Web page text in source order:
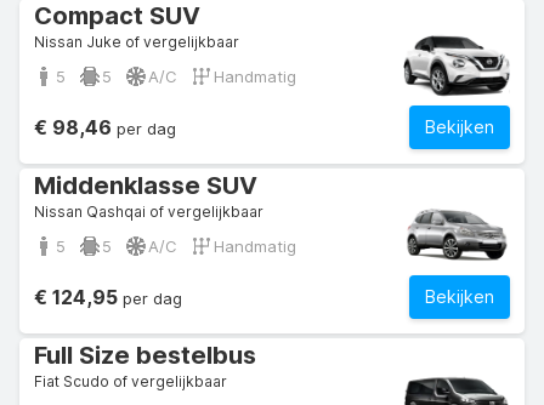
Compact SUV
Nissan Juke of vergelijkbaar
5 5 A/C Handmatig
Bekijken
€ 98,46 per dag
Middenklasse SUV
Nissan Qashqai of vergelijkbaar
5 5 A/C Handmatig
Bekijken
€ 124,95 per dag
Full Size bestelbus
Fiat Scudo of vergelijkbaar